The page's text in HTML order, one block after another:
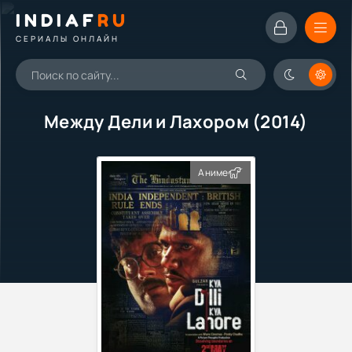
INDIAFRU
СЕРИАЛЫ ОНЛАЙН
Между Дели и Лахором (2014)
Аниме